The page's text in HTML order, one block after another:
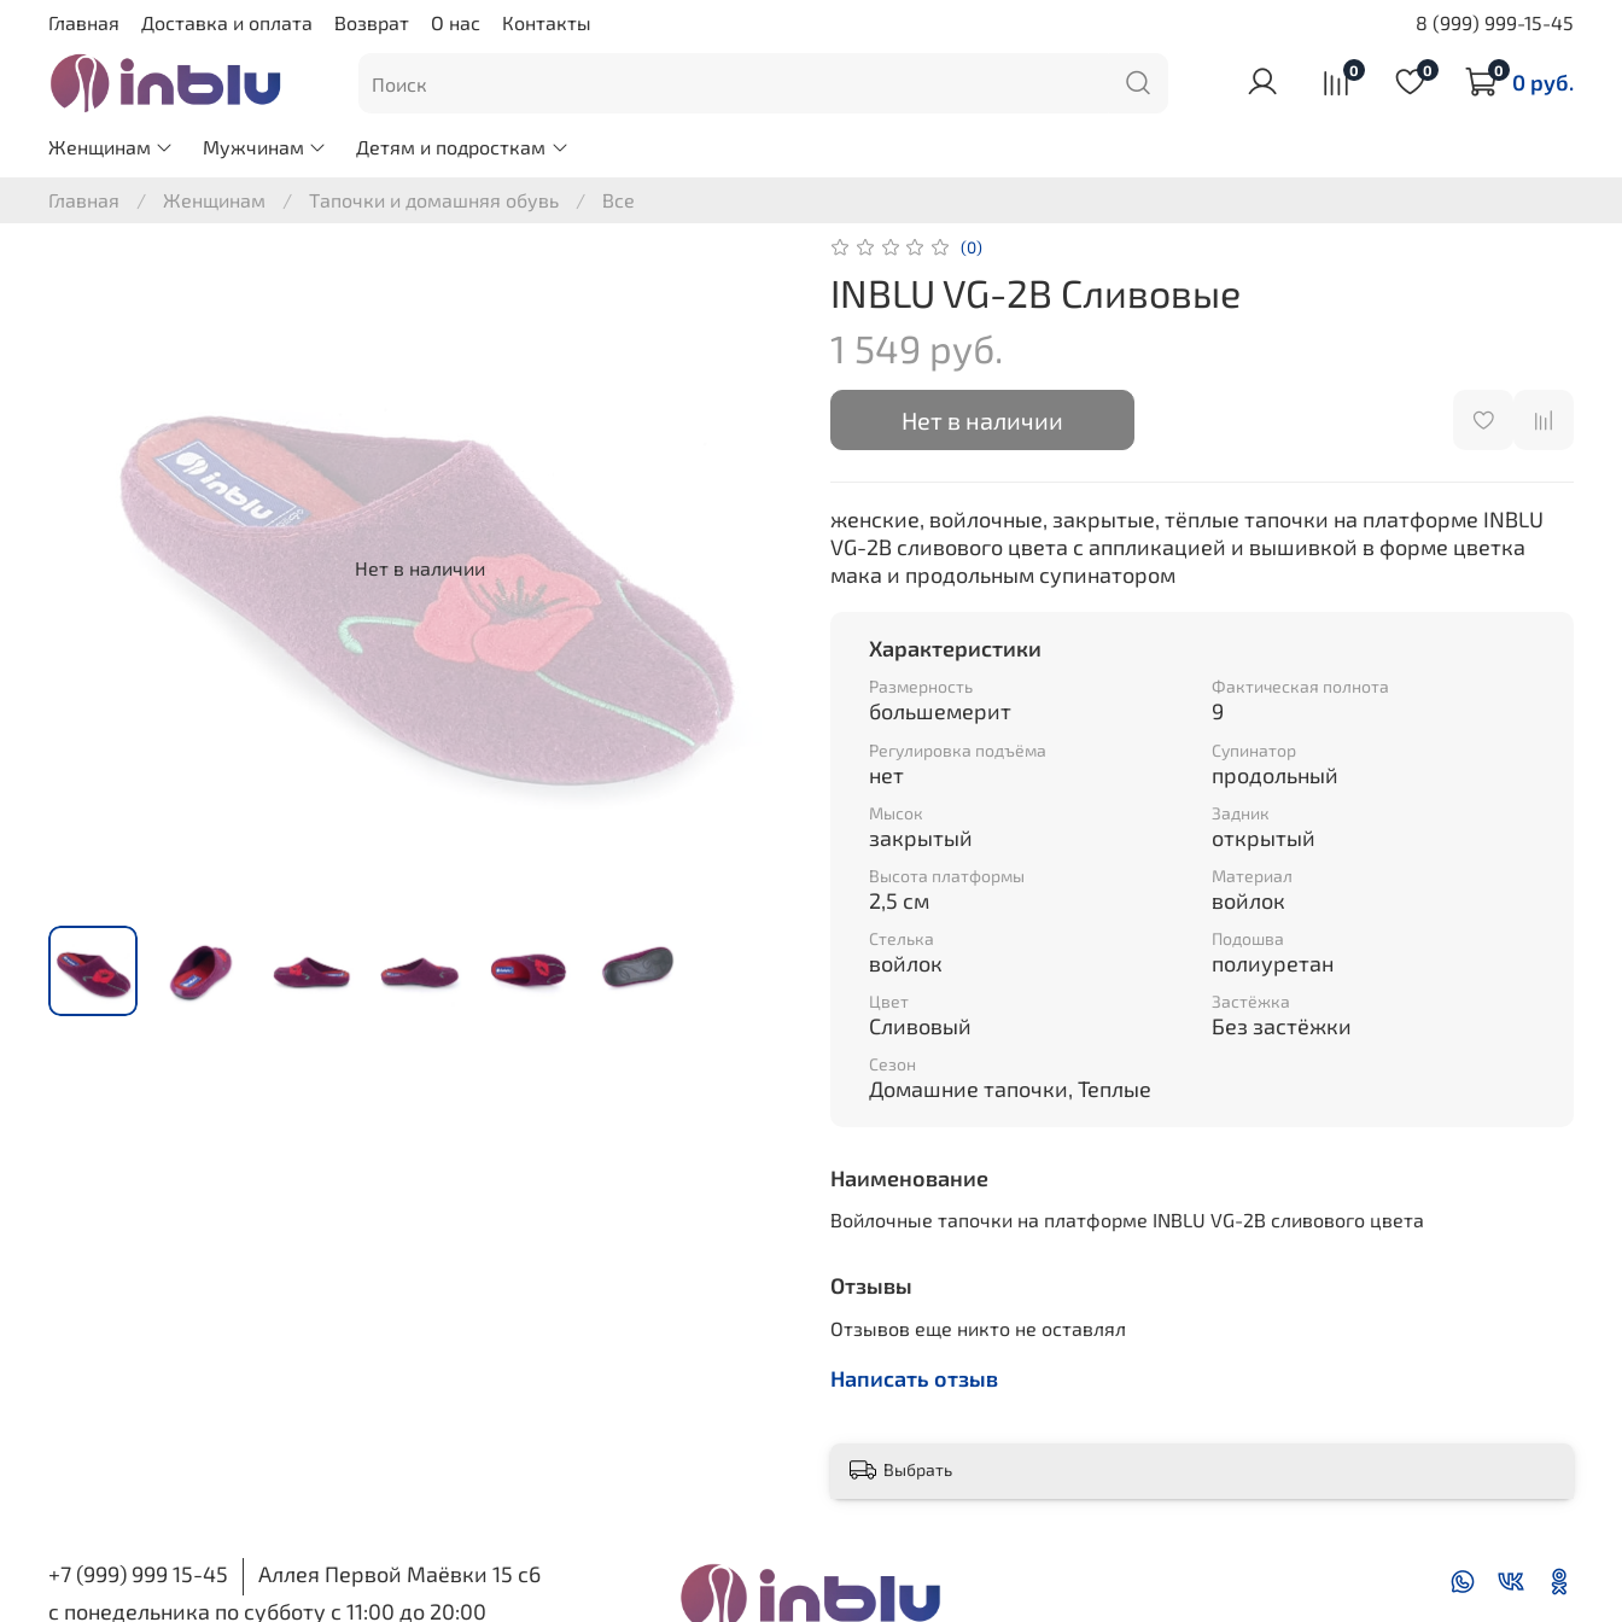
Главная Доставка и оплата Возврат О нас Контакты 8 (999) 999-15-45
0 0 0 0 руб.
Женщинам Мужчинам Детям и подросткам
Главная Женщинам Тапочки и домашняя обувь Все
Нет в наличии
(0)
INBLU VG-2B Сливовые
1 549 руб.
Нет в наличии
женские, войлочные, закрытые, тёплые тапочки на платформе INBLU
VG-2B сливового цвета с аппликацией и вышивкой в форме цветка
мака и продольным супинатором
Характеристики
Размерность
большемерит
Фактическая полнота
9
Регулировка подъёма
нет
Супинатор
продольный
Мысок
закрытый
Задник
открытый
Высота платформы
2,5 см
Материал
войлок
Стелька
войлок
Подошва
полиуретан
Цвет
Сливовый
Застёжка
Без застёжки
Сезон
Домашние тапочки, Теплые
Наименование
Войлочные тапочки на платформе INBLU VG-2B сливового цвета
Отзывы
Отзывов еще никто не оставлял
Написать отзыв
Выбрать
+7 (999) 999 15-45
Аллея Первой Маёвки 15 с6
с понедельника по субботу с 11:00 до 20:00